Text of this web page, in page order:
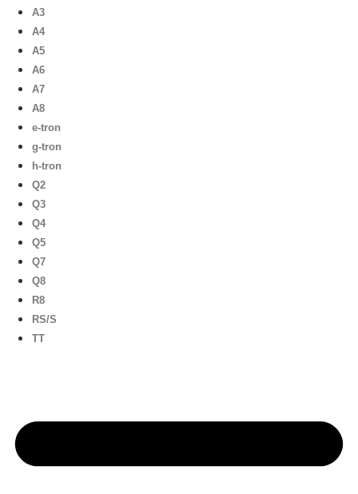
A3
A4
A5
A6
A7
A8
e-tron
g-tron
h-tron
Q2
Q3
Q4
Q5
Q7
Q8
R8
RS/S
TT